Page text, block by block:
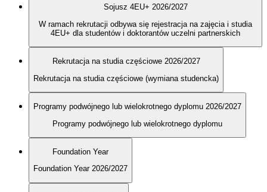
Sojusz 4EU+ 2026/2027
W ramach rekrutacji odbywa się rejestracja na zajęcia i studia
4EU+ dla studentów i doktorantów uczelni partnerskich
Rekrutacja na studia częściowe 2026/2027
Rekrutacja na studia częściowe (wymiana studencka)
Programy podwójnego lub wielokrotnego dyplomu 2026/2027
Programy podwójnego lub wielokrotnego dyplomu
Foundation Year
Foundation Year 2026/2027